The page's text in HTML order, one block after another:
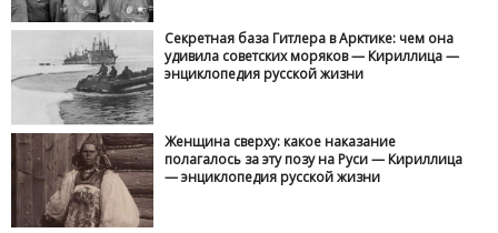
Секретная база Гитлера в Арктике: чем она
удивила советских моряков — Кириллица —
энциклопедия русской жизни
Женщина сверху: какое наказание
полагалось за эту позу на Руси — Кириллица
— энциклопедия русской жизни